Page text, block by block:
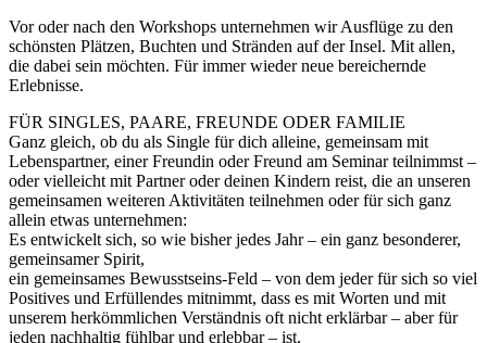
Vor oder nach den Workshops unternehmen wir Ausflüge zu den
schönsten Plätzen, Buchten und Stränden auf der Insel. Mit allen,
die dabei sein möchten. Für immer wieder neue bereichernde
Erlebnisse.
FÜR SINGLES, PAARE, FREUNDE ODER FAMILIE
Ganz gleich, ob du als Single für dich alleine, gemeinsam mit
Lebenspartner, einer Freundin oder Freund am Seminar teilnimmst –
oder vielleicht mit Partner oder deinen Kindern reist, die an unseren
gemeinsamen weiteren Aktivitäten teilnehmen oder für sich ganz
allein etwas unternehmen:
Es entwickelt sich, so wie bisher jedes Jahr – ein ganz besonderer,
gemeinsamer Spirit,
ein gemeinsames Bewusstseins-Feld – von dem jeder für sich so viel
Positives und Erfüllendes mitnimmt, dass es mit Worten und mit
unserem herkömmlichen Verständnis oft nicht erklärbar – aber für
jeden nachhaltig fühlbar und erlebbar – ist.